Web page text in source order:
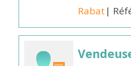
Rabat |